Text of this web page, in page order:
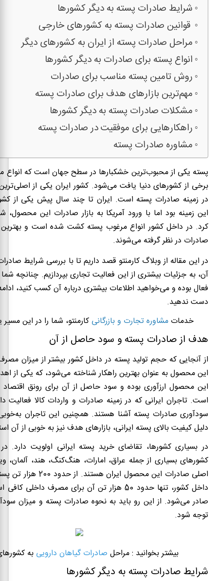
شرایط صادرات پسته به دیگر کشورها
قوانین صادرات پسته به کشورهای خارجی
مراحل صادرات پسته از ایران به کشورهای دیگر
انواع پسته برای صادرات به دیگر کشورها
روش‌ تامین پسته مناسب برای صادرات
مهم‌ترین بازارهای هدف برای صادرات پسته
مشکلات صادرات پسته به دیگر کشورها
راهکارهایی برای موفقیت در صادرات پسته
مشاوره صادرات پسته
پسته یکی از محبوب‌ترین خشکبارها در سطح جهان است که انواع
برخی از کشورهای دنیا یافت می‌شود. کشور ایران یکی از
در زمینه صادرات پسته است. ایران تا چند سال پیش یکی از
این زمینه بود اما با ورود آمریکا به بازار صادرات این محصول،
کرد. در داخل کشور انواع مرغوب پسته کشت شده است و
صادرات در نظر گرفته می‌شوند.
در این مقاله از وبلاگ کارمنتو قصد داریم تا با بررسی شرایط
آن، به جزئیات بیشتری از این فعالیت تجاری بپردازیم. چنانچه شما
فعال بوده و می‌خواهید اطلاعات بیشتری درباره آن کسب کنید،
دست ندهید.
خدماتمشاوره تجارت و بازرگانی کارمنتو، شما را در این
هدف از صادرات پسته و سود حاصل از آن
از آنجایی که حجم تولید پسته در داخل کشور بیشتر از میزان
این محصول به عنوان بهترین راهکار شناخته می‌شود، که یکی از
این محصول ارزآوری بوده و سود حاصل از آن برای رونق اقتصاد
است. تاجران ایرانی که در زمینه صادرات و واردات کالا فعالیت
سودآوری صادرات پسته آشنا هستند. همچنین این تاجران
دلیل کیفیت بالای پسته ایرانی، بازارهای هدف نیز به خوبی از آن
در بسیاری کشورها، تقاضای خرید پسته ایرانی اولویت دارد.
کشورهای بسیاری از جمله عراق، امارات، هنگ‌کنگ، هند، آلمان،
اصلی صادرات این محصول
داخل کشور، تنها حدود 50 هزار تن آن برای مصرف
صادر می‌شود. از این رو باید به نحوه صادرات پسته و میزان
توجه شود.
بیشتر بخوانید : مراحل صادرات گیاهان دارویی به
شرایط صادرات پسته به دیگر کشورها